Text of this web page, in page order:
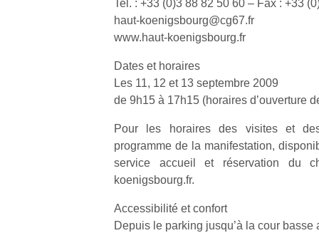
Tel. : +33 (0)3 88 82 50 60 – Fax : +33
haut-koenigsbourg@cg67.fr
www.haut-koenigsbourg.fr
Dates et horaires
Les 11, 12 et 13 septembre 2009
de 9h15 à 17h15 (horaires d’ouverture
Pour les horaires des visites et
programme de la manifestation,
service accueil et réservation du
koenigsbourg.fr.
Accessibilité et confort
Depuis le parking jusqu’à la cour basse